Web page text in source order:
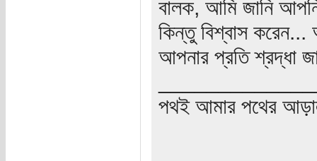
বালক, আমি জানি
কিন্তু বিশ্বাস করেন...
আপনার প্রতি শ্রদ্ধা
পথই আমার পথের